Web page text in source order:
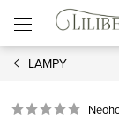
obsah
LAMPY